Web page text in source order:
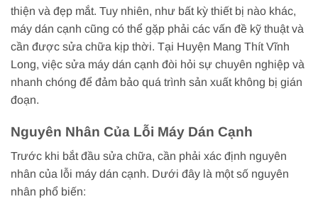
thiện và đẹp mắt. Tuy nhiên, như bất kỳ thiết bị nào khác,
máy dán cạnh cũng có thể gặp phải các vấn đề kỹ thuật và
cần được sửa chữa kịp thời. Tại Huyện Mang Thít Vĩnh
Long, việc sửa máy dán cạnh đòi hỏi sự chuyên nghiệp và
nhanh chóng để đảm bảo quá trình sản xuất không bị gián
đoạn.
Nguyên Nhân Của Lỗi Máy Dán Cạnh
Trước khi bắt đầu sửa chữa, cần phải xác định nguyên
nhân của lỗi máy dán cạnh. Dưới đây là một số nguyên
nhân phổ biến: